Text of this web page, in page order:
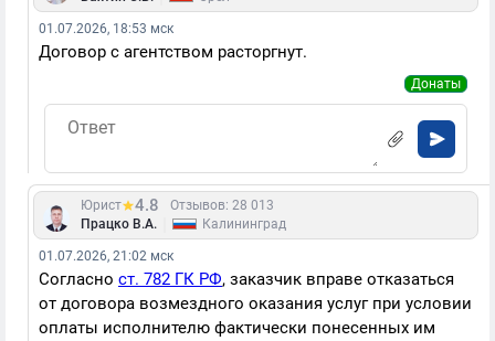
01.07.2026, 18:53 мск
Договор с агентством расторгнут.
Донаты
Юрист 4.8
Отзывов: 28 013
Працко В.А.
Калининград
01.07.2026, 21:02 мск
Согласно ст. 782 ГК РФ, заказчик вправе отказаться
от договора возмездного оказания услуг при условии
оплаты исполнителю фактически понесенных им